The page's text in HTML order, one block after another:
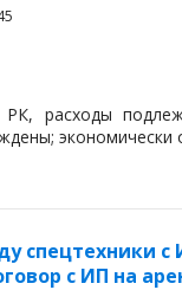
расходы
экономически
спецтехники с
с ИП на